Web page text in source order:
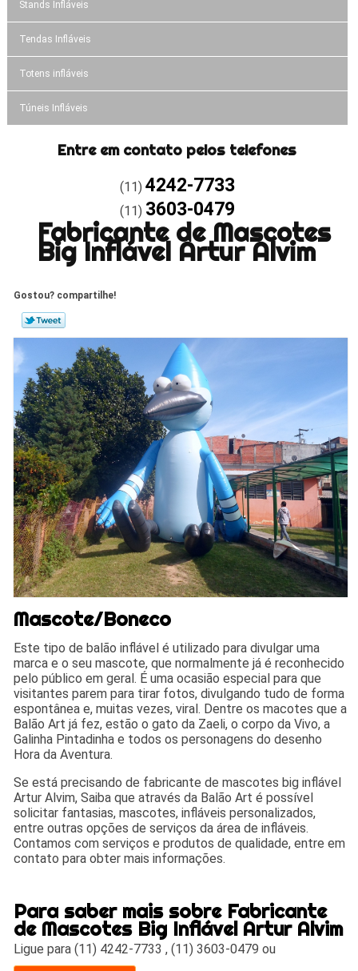
Stands Infláveis
Tendas Infláveis
Totens infláveis
Túneis Infláveis
Entre em contato pelos telefones
(11) 4242-7733
(11) 3603-0479
Fabricante de Mascotes
Big Inflável Artur Alvim
Gostou? compartilhe!
Mascote/Boneco
Este tipo de balão inflável é utilizado para divulgar uma
marca e o seu mascote, que normalmente já é reconhecido
pelo público em geral. É uma ocasião especial para que
visitantes parem para tirar fotos, divulgando tudo de forma
espontânea e, muitas vezes, viral. Dentre os macotes que a
Balão Art já fez, estão o gato da Zaeli, o corpo da Vivo, a
Galinha Pintadinha e todos os personagens do desenho
Hora da Aventura.
Se está precisando de fabricante de mascotes big inflável
Artur Alvim, Saiba que através da Balão Art é possível
solicitar fantasias, mascotes, infláveis personalizados,
entre outras opções de serviços da área de infláveis.
Contamos com serviços e produtos de qualidade, entre em
contato para obter mais informações.
Para saber mais sobre Fabricante
de Mascotes Big Inflável Artur Alvim
Ligue para(11) 4242-7733 ,(11) 3603-0479 ou